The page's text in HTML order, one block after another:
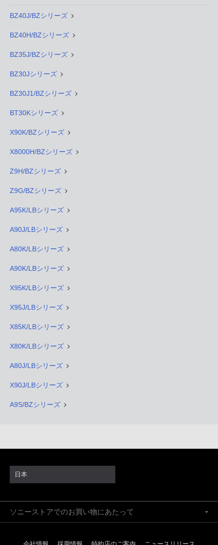
BZ40J/BZシリーズ
BZ40H/BZシリーズ
BZ35J/BZシリーズ
BZ30Jシリーズ
BZ30J1/BZシリーズ
BT30Kシリーズ
X90K/BZシリーズ
X8000H/BZシリーズ
Z9H/BZシリーズ
Z9G/BZシリーズ
A95K/LBシリーズ
A90J/LBシリーズ
A80K/LBシリーズ
A90K/LBシリーズ
X95K/LBシリーズ
X95J/LBシリーズ
X85K/LBシリーズ
X80K/LBシリーズ
A80J/LBシリーズ
X90J/LBシリーズ
A9S/BZシリーズ
日本
ソニーストアでのお買い物にあたって